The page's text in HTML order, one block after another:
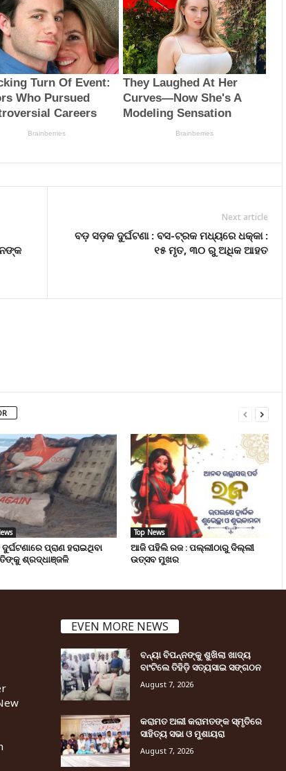
Next article
ବଡ଼ ସଡ଼କ ଦୁର୍ଘଟଣା : ବସ-ଟ୍ରକ ମଧ୍ୟରେ ଧକ୍କା :
୧୫ ମୃତ, ୩୦ ରୁ ଅଧିକ ଆହତ
ପ୍ରାଣ ହରାଇଥିବା
ଶ୍ରଦ୍ଧାଞ୍ଜଳି
Top News
ଆଜି ପହିଲି ରଜ : ପଲ୍ଲୀଠାରୁ ଦିଲ୍ଲୀ
ଉତ୍ସବ ମୁଖର
EVEN MORE NEWS
ବନ୍ୟା ବିପନ୍ନଙ୍କୁ ଶୁଖିଲା ଖାଦ୍ୟ
ବାଂଟିଲେ ତିହିଡି଼ ସତ୍ୟସାଇ ସଙ୍ଗଠନ
August 7, 2026
କରାମତ ଅଲୀ କରାମତଙ୍କ ସ୍ମୃତିରେ
ସାହିତ୍ୟ ସଭା ଓ ମୁଶାୟରା
August 7, 2026